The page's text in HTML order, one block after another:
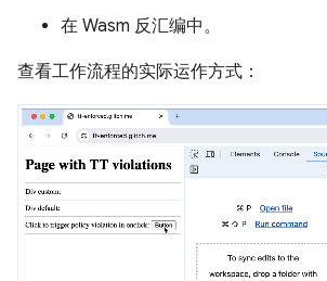
在 Wasm 反汇编中。
查看工作流程的实际运作方式：